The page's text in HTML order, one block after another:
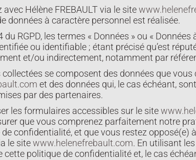
Hélène FREBAULT via le site
données à caractère personnel est réalisée.
du RGPD, les termes « Données » ou «
ou identifiable ; étant précisé qu’est
et/ou indirectement, notamment par
collectées se composent des données que
et des données qui, le cas échéant,
par des partenaires.
les formulaires accessibles sur le site
que vous comprenez parfaitement notre
confidentialité, et que vous restez
le sitewww.helenefrebault.com. En utilisant
cette politique de confidentialité et, le cas